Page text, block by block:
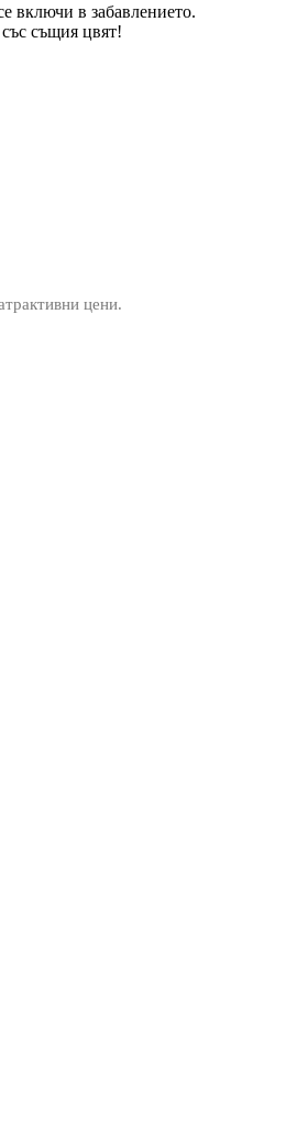
включи в забавлението.
същия цвят!
цени.